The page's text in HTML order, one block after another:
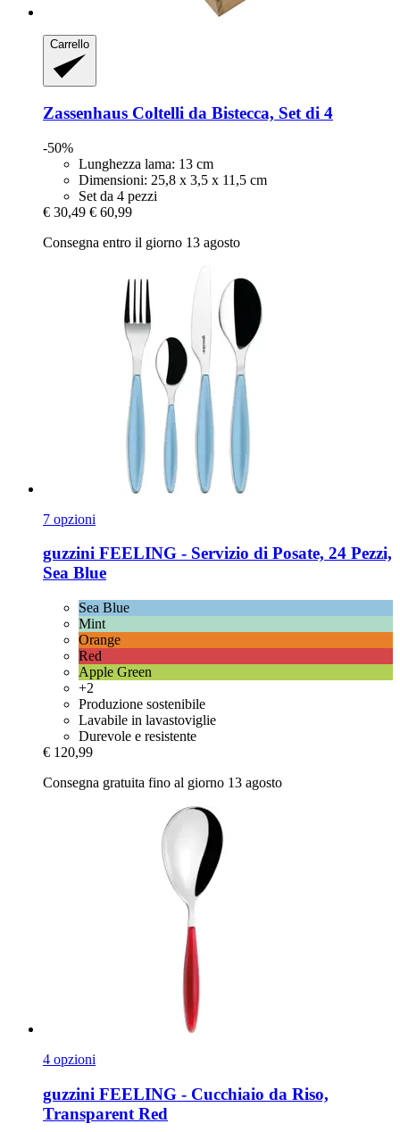
Carrello
Zassenhaus Coltelli da Bistecca, Set di 4
-50%
Lunghezza lama: 13 cm
Dimensioni: 25,8 x 3,5 x 11,5 cm
Set da 4 pezzi
€ 30,49 € 60,99
Consegna entro il giorno 13 agosto
7 opzioni
guzzini FEELING -​ Servizio di Posate, 24 Pezzi,
Sea Blue
Sea Blue
Mint
Orange
Red
Apple Green
+2
Produzione sostenibile
Lavabile in lavastoviglie
Durevole e resistente
€ 120,99
Consegna gratuita fino al giorno 13 agosto
4 opzioni
guzzini FEELING -​ Cucchiaio da Riso,
Transparent Red